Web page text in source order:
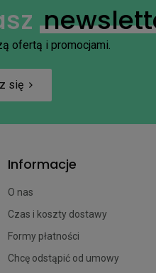
ofertą i promocjami.
się
Informacje
O nas
Czas i koszty dostawy
Formy płatności
Chcę odstąpić od umowy